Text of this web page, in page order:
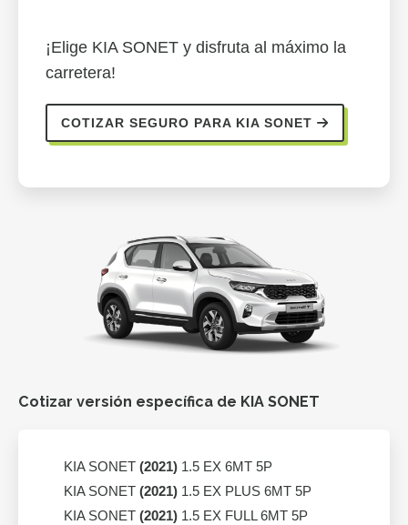
¡Elige KIA SONET y disfruta al máximo la
carretera!
COTIZAR SEGURO PARA KIA SONET
Cotizar versión específica de KIA SONET
KIA SONET (2021) 1.5 EX 6MT 5P
KIA SONET (2021) 1.5 EX PLUS 6MT 5P
KIA SONET (2021) 1.5 EX FULL 6MT 5P